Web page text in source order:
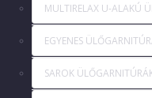
MULTIRELAX U-ALAKÚ
EGYENES
SAROK